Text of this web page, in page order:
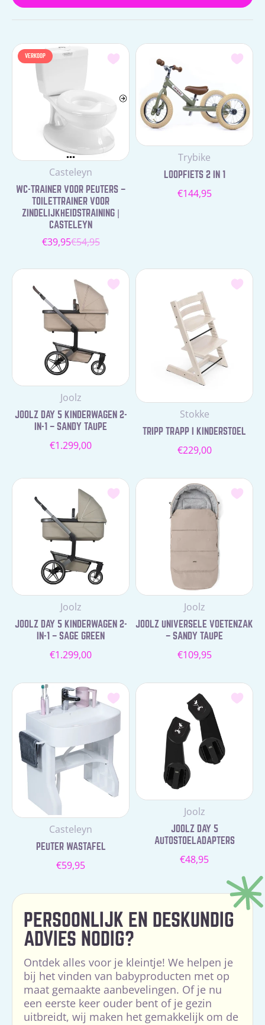
VERKOOP
Leverancier:
Casteleyn
WC-TRAINER VOOR PEUTERS –
TOILETTRAINER VOOR
ZINDELIJKHEIDSTRAINING |
CASTELEYN
Verkoopprijs
€39,95Normale
€54,95
Leverancier:
Trybike
LOOPFIETS 2 IN 1
Normale
€144,95
Leverancier:
Joolz
JOOLZ DAY 5 KINDERWAGEN 2-
IN-1 – SANDY TAUPE
Normale
€1.299,00
Leverancier:
Stokke
TRIPP TRAPP I KINDERSTOEL
Normale
€229,00
Leverancier:
Joolz
JOOLZ DAY 5 KINDERWAGEN 2-
IN-1 – SAGE GREEN
Normale
€1.299,00
Leverancier:
Joolz
JOOLZ UNIVERSELE VOETENZAK
– SANDY TAUPE
Normale
€109,95
Leverancier:
Casteleyn
PEUTER WASTAFEL
Normale
€59,95
Leverancier:
Joolz
JOOLZ DAY 5
AUTOSTOELADAPTERS
Normale
€48,95
PERSOONLIJK EN DESKUNDIG
ADVIES NODIG?
Ontdek alles voor je kleintje! We helpen je
bij het vinden van babyproducten met op
maat gemaakte aanbevelingen. Of je nu
een eerste keer ouder bent of je gezin
uitbreidt, wij maken het gemakkelijk om de